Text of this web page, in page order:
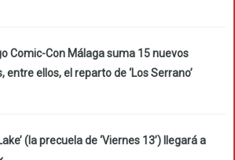
Comic-Con Málaga suma 15 nuevos
entre ellos, el reparto de ‘Los Serrano’
(la precuela de ‘Viernes 13’) llegará a